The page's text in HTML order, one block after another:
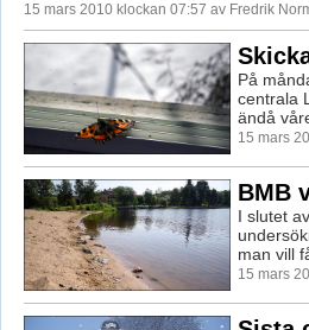
15 mars 2010 klockan 07:57 av Fredrik
På
centrala
ändå
15 mars
BMB
I slutet
man vill
15 mars